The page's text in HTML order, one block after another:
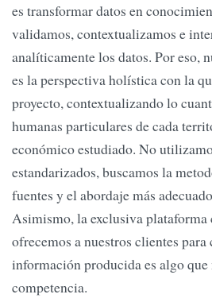
es transformar datos en
validamos, contextualizamos e
analíticamente los datos. Por eso,
es la perspectiva holística con la
proyecto, contextualizando lo
humanas particulares de cada
económico estudiado. No
estandarizados, buscamos la
fuentes y el abordaje más
Asimismo, la exclusiva plataforma
ofrecemos a nuestros clientes
información producida es algo que
competencia.